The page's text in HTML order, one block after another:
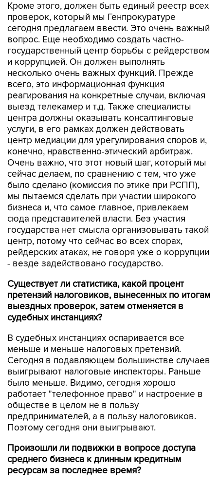
Кроме этого, должен быть единый реестр всех
проверок, который мы Генпрокуратуре
сегодня предлагаем ввести. Это очень важный
вопрос. Еще необходимо создать частно-
государственный центр борьбы с рейдерством
и коррупцией. Он должен выполнять
несколько очень важных функций. Прежде
всего, это информационная функция
реагирования на конкретные случаи, включая
выезд телекамер и т.д. Также специалисты
центра должны оказывать консалтинговые
услуги, в его рамках должен действовать
центр медиации для урегулирования споров и,
конечно, нравственно-этический арбитраж.
Очень важно, что этот новый шаг, который мы
сейчас делаем, по сравнению с тем, что уже
было сделано (комиссия по этике при РСПП),
мы пытаемся сделать при участии широкого
бизнеса и, что самое главное, привлекаем
сюда представителей власти. Без участия
государства нет смысла организовывать такой
центр, потому что сейчас во всех спорах,
рейдерских атаках, не говоря уже о коррупции
- везде задействовано государство.
Существует ли статистика, какой процент
претензий налоговиков, вынесенных по итогам
выездных проверок, затем отменяется в
судебных инстанциях?
В судебных инстанциях оспаривается все
меньше и меньше налоговых претензий.
Сегодня в подавляющем большинстве случаев
выигрывают налоговые инспекторы. Раньше
было меньше. Видимо, сегодня хорошо
работает "телефонное право" и настроение в
обществе в целом не в пользу
предпринимателей, а в пользу налоговиков.
Поэтому сегодня они выигрывают.
Произошли ли подвижки в вопросе доступа
среднего бизнеса к длинным кредитным
ресурсам за последнее время?